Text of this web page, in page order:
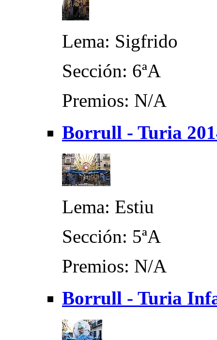
Lema: Sigfrido
Sección: 6ªA
Premios: N/A
Borrull - Turia
Lema: Estiu
Sección: 5ªA
Premios: N/A
Borrull - Turia